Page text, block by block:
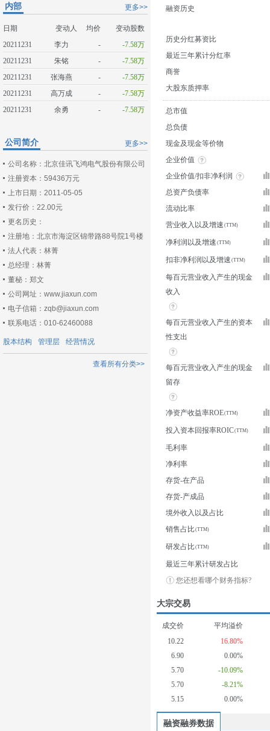
更多>>
内部
日期 变动人 均价
变动股数
20211231
李力 -
-7.58万
20211231
朱铭 -
-7.58万
20211231
张海燕 -
-7.58万
20211231
高万成 -
-7.58万
20211231
余勇 - -7.58万
更多>>
公司简介
公司名称：北京佳讯飞鸿电气股份有限公司
注册资本：59436万元
上市日期：2011-05-05
发行价：22.00元
更名历史：
注册地：北京市海淀区锦带路88号院1号楼
法人代表：林菁
总经理：林菁
董秘：郑文
公司网址：www.jiaxun.com
电子信箱：zqb@jiaxun.com
联系电话：010-62460088
股本结构 管理层 经营情况
查看所有分类>>
融资历史
历史分红募资比
最近三年累计分红率
商誉
大股东质押率
总市值
总负债
现金及现金等价物
企业价值
企业价值/扣非净利润
总资产负债率
流动比率
营业收入以及增速
净利润以及增速
扣非净利润以及增速
每百元营业收入产生的现金
收入
每百元营业收入产生的资本
性支出
每百元营业收入产生的现金
留存
净资产收益率ROE
投入资本回报率ROIC
毛利率
净利率
存货-在产品
存货-产成品
境外收入以及占比
销售占比
研发占比
最近三年累计研发占比
您还想看哪个财务指标?
大宗交易
成交价
平均溢价
10.22
16.80%
6.90
0.00%
5.70
-10.09%
5.70
-8.21%
5.15
0.00%
融资融券数据